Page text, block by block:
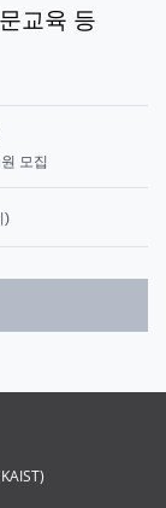
교육 등
모집
)